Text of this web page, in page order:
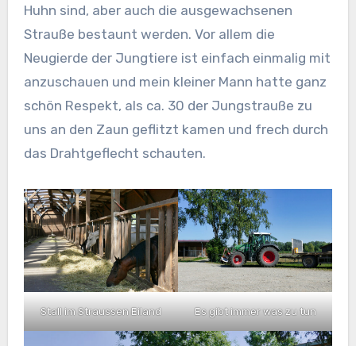
Huhn sind, aber auch die ausgewachsenen
Strauße bestaunt werden. Vor allem die
Neugierde der Jungtiere ist einfach einmalig mit
anzuschauen und mein kleiner Mann hatte ganz
schön Respekt, als ca. 30 der Jungstrauße zu
uns an den Zaun geflitzt kamen und frech durch
das Drahtgeflecht schauten.
Stall im Straussen Eiland Es gibt immer was zu tun